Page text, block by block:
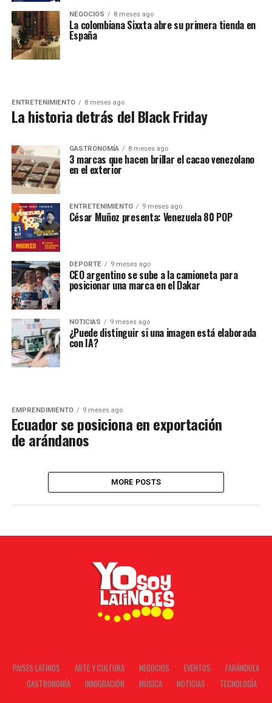
NEGOCIOS 8 meses ago
La colombiana Sixxta abre su primera tienda en
España
ENTRETENIMIENTO 8 meses ago
La historia detrás del Black Friday
GASTRONOMÍA 8 meses ago
3 marcas que hacen brillar el cacao venezolano
en el exterior
ENTRETENIMIENTO 9 meses ago
César Muñoz presenta: Venezuela 80 POP
DEPORTE 9 meses ago
CEO argentino se sube a la camioneta para
posicionar una marca en el Dakar
NOTICIAS 9 meses ago
¿Puede distinguir si una imagen está elaborada
con IA?
EMPRENDIMIENTO 9 meses ago
Ecuador se posiciona en exportación
de arándanos
MORE POSTS
PAISES LATINOS ARTE Y CULTURA NEGOCIOS EVENTOS
FARÁNDULA
GASTRONOMÍA
INMIGRACIÓN MÚSICA NOTICIAS TECNOLOGÍA